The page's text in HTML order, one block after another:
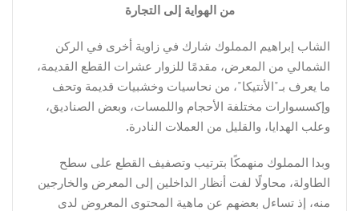
من الهواية إلى التجارة
الشاب إبراهيم المملوك شارك في زاوية أخرى في الركن
الشمالي من المعرض، مقدمًا للزوار عشرات القطع القديمة،
ما يعرف بـ"الأنتيكا"، من نحاسيات وخشبيات قديمة وتحف
وإكسسوارات مختلفة الأحجام واللمسات، وبعض الصناديق،
وعلب الهدايا، والقليل من العملات النادرة.
وبدا المملوك منهمكًا بترتيب وتصفيف القطع على سطح
الطاولة، محاولًا لفت أنظار الداخلين إلى المعرض والخارجين
منه، إذ تساءل بعضهم عن ماهية المحتوى المعروض لدى